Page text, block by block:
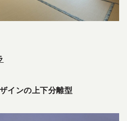
インの上下分離型